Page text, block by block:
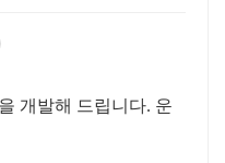
개발해 드립니다. 운